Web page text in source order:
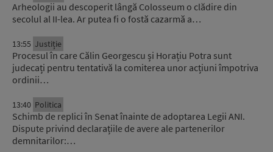
Arheologii au descoperit lângă Colosseum o clădire din
secolul al II-lea. Ar putea fi o fostă cazarmă a…
13:55 Justiție
Procesul în care Călin Georgescu și Horațiu Potra sunt
judecați pentru tentativă la comiterea unor acțiuni împotriva
ordinii…
13:40 Politica
Schimb de replici în Senat înainte de adoptarea Legii ANI.
Dispute privind declarațiile de avere ale partenerilor
demnitarilor:…